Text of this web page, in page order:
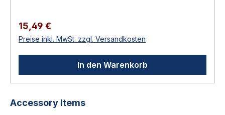
Reparatur KWS 9928 Ersatzpuffer für KWS
1043 Zubehörteile aus dem KWS-Programm:
Unterlagen zur Höhenanpassung,
Pufferkappen, Ersatzpuffer, Steindollen,
Rollenkloben und weitere Verbrauchs- und
Ergänzungsartikel für KWS-Beschläge.
Edelstahl-Rostfrei je Ausführung
Regulärer Preis:
15,49 €
Preise inkl. MwSt. zzgl. Versandkosten
In den Warenkorb
Produktgalerie überspringen
Accessory Items